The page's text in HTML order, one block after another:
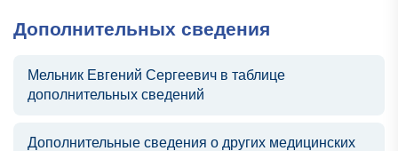
Дополнительных сведения
Мельник Евгений Сергеевич в таблице
дополнительных сведений
Дополнительные сведения о других медицинских